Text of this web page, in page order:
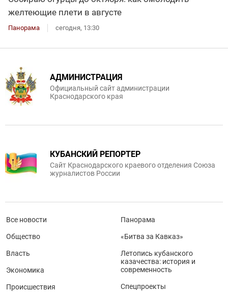
желтеющие плети в августе
Панорама сегодня, 13:30
АДМИНИСТРАЦИЯ
Официальный сайт администрации
Краснодарского края
КУБАНСКИЙ РЕПОРТЕР
Сайт Краснодарского краевого отделения Союза
журналистов России
Все новости
Общество
Власть
Экономика
Происшествия
Панорама
«Битва за Кавказ»
Летопись кубанского
казачества: история и
современность
Спецпроекты